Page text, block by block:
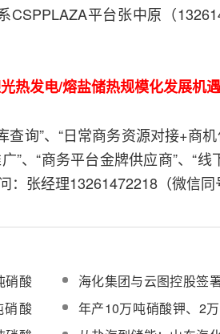
CSPPLAZA平台张中原（
热发电/熔盐储热规模化发展机遇
询”、“日常商务资源对接+商机
”、“商务平台金牌供应商”、“
张经理13261472218（微信同
硝酸
海化集团与云图控股签
开拓光热发电/熔盐储能
硝酸
盐项
年产10万吨硝酸钾、2
吨太阳能熔盐！山东海